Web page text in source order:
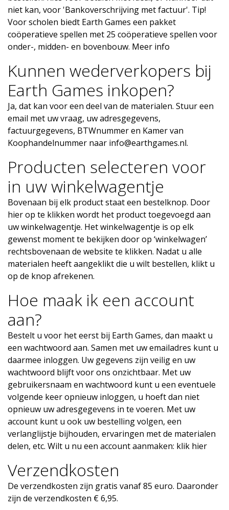
niet kan, voor 'Bankoverschrijving met factuur'. Tip!
Voor scholen biedt Earth Games een pakket
coöperatieve spellen met 25 coöperatieve spellen voor
onder-, midden- en bovenbouw. Meer info
Kunnen wederverkopers bij
Earth Games inkopen?
Ja, dat kan voor een deel van de materialen. Stuur een
email met uw vraag, uw adresgegevens,
factuurgegevens, BTWnummer en Kamer van
Koophandelnummer naar info@earthgames.nl.
Producten selecteren voor
in uw winkelwagentje
Bovenaan bij elk product staat een bestelknop. Door
hier op te klikken wordt het product toegevoegd aan
uw winkelwagentje. Het winkelwagentje is op elk
gewenst moment te bekijken door op ‘winkelwagen’
rechtsbovenaan de website te klikken. Nadat u alle
materialen heeft aangeklikt die u wilt bestellen, klikt u
op de knop afrekenen.
Hoe maak ik een account
aan?
Bestelt u voor het eerst bij Earth Games, dan maakt u
een wachtwoord aan. Samen met uw emailadres kunt u
daarmee inloggen. Uw gegevens zijn veilig en uw
wachtwoord blijft voor ons onzichtbaar. Met uw
gebruikersnaam en wachtwoord kunt u een eventuele
volgende keer opnieuw inloggen, u hoeft dan niet
opnieuw uw adresgegevens in te voeren. Met uw
account kunt u ook uw bestelling volgen, een
verlanglijstje bijhouden, ervaringen met de materialen
delen, etc. Wilt u nu een account aanmaken: klik hier
Verzendkosten
De verzendkosten zijn gratis vanaf 85 euro. Daaronder
zijn de verzendkosten € 6,95.